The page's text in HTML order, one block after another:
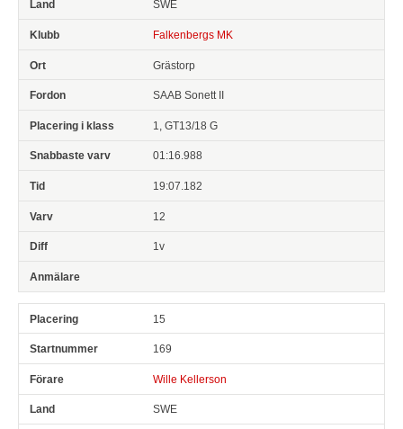
SWE
Falkenbergs MK
Grästorp
SAAB Sonett II
1, GT13/18 G
01:16.988
19:07.182
12
1v
15
169
Wille Kellerson
SWE